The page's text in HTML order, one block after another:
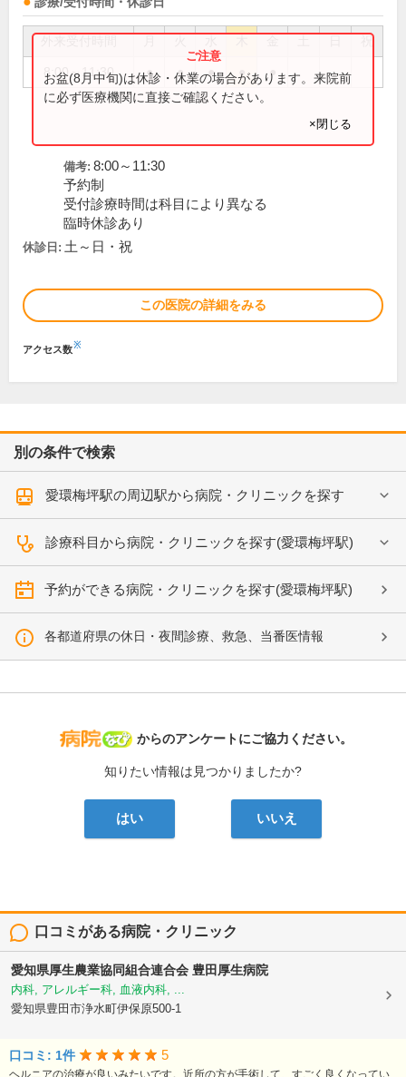
祝
8:00～11:30 ● ● ● ● ●
お盆(8月中旬)は休診・休業の場合があります。来院前
に必ず医療機関に直接ご確認ください。
×閉じる
備考: 8:00～11:30
予約制
受付診療時間は科目により異なる
臨時休診あり
休診日: 土～日・祝
この医院の詳細をみる
アクセス数※
別の条件で検索
愛環梅坪駅の周辺駅から病院・クリニックを探す
診療科目から病院・クリニックを探す(愛環梅坪駅)
予約ができる病院・クリニックを探す(愛環梅坪駅)
各都道府県の休日・夜間診療、救急、当番医情報
病院なび
からのアンケートにご協力ください。
知りたい情報は見つかりましたか?
はい いいえ
口コミがある病院・クリニック
愛知県厚生農業協同組合連合会 豊田厚生病院
内科, アレルギー科, 血液内科, ...
愛知県豊田市浄水町伊保原500-1
口コミ: 1件 5
ヘルニアの治療が良いみたいです。近所の方が手術して、すごく良くなってい